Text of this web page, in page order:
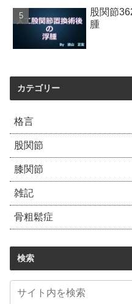
股関節
腫
カテゴリー
格言
股関節
膝関節
雑記
骨粗鬆症
検索